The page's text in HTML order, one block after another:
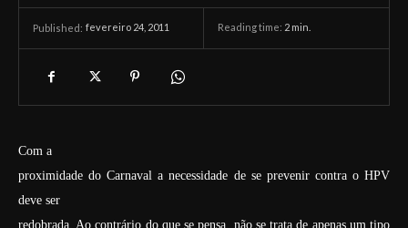
Published: fevereiro 24, 2011 Reading time: 2 min.
Com a
proximidade do Carnaval a necessidade de se prevenir contra o HPV
deve ser
redobrada. Ao contrário do que se pensa, não se trata de apenas um tipo